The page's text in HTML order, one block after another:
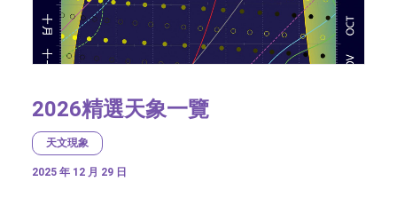
2026精選天象一覽
天文現象
2025 年 12 月 29 日